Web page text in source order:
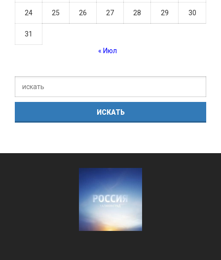
24 25 26 27 28 29 30
31
« Июл